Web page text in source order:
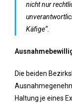
nicht nur
Käfige“.
Die beiden
Haltung je eines